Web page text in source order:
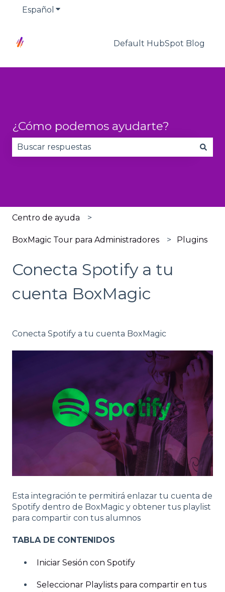
Español Traducciones de Mostrar submenú de
Default HubSpot Blog
¿Cómo podemos ayudarte?
Centro de ayuda
BoxMagic Tour para Administradores Plugins
Conecta Spotify a tu
cuenta BoxMagic
Conecta Spotify a tu cuenta BoxMagic
Esta integración te permitirá enlazar tu cuenta de
Spotify dentro de BoxMagic y obtener tus playlist
para compartir con tus alumnos
TABLA DE CONTENIDOS
Iniciar Sesión con Spotify
Seleccionar Playlists para compartir en tus